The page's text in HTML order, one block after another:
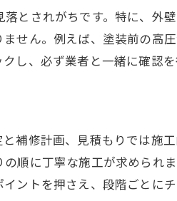
功に欠かせない準備内容とは
準備で差がつくポイント
備段階で確認すべき事項
る安心の外壁塗装
壁塗装業者選びの基準とは
頼できる業者を見極める方法
とされがちです。特に、外
せん。例えば、塗装前の高
し、必ず業者と一緒に確認を
補修計画、見積もりでは施
順に丁寧な施工が求められ
ントを押さえ、段階ごとに